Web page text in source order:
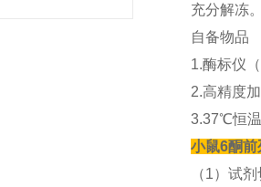
充分解冻
自备物品
1.酶标仪
2.高精度
3.37℃恒
小鼠6酮
（1）试